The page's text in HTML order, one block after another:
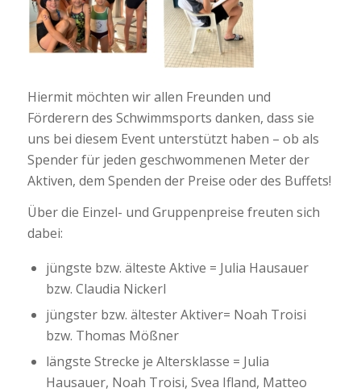
Hiermit möchten wir allen Freunden und
Förderern des Schwimmsports danken, dass sie
uns bei diesem Event unterstützt haben – ob als
Spender für jeden geschwommenen Meter der
Aktiven, dem Spenden der Preise oder des Buffets!
Über die Einzel- und Gruppenpreise freuten sich
dabei:
jüngste bzw. älteste Aktive = Julia Hausauer
bzw. Claudia Nickerl
jüngster bzw. ältester Aktiver= Noah Troisi
bzw. Thomas Mößner
längste Strecke je Altersklasse = Julia
Hausauer, Noah Troisi, Svea Ifland, Matteo